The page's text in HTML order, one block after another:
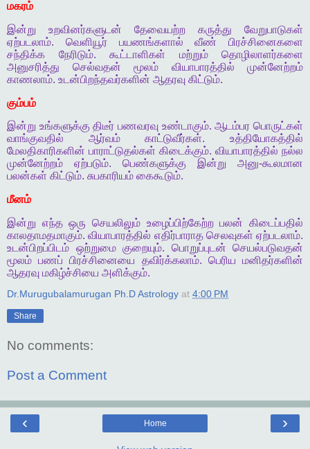
மகரம்
இன்று
உறவினர்களுடன் தேவையற்ற கருத்து
வேறுபாடுகள்
ஏற்படலாம். வெளியூர் பயணங்களால் வீண்
பிரச்சினைகளை
சந்திக்க
நேரிடும். கூட்டாளிகள் மற்றும்
தொழிலாளர்களை
அனுசரித்து
செல்வதன் மூலம் வியாபாரத்தில்
முன்னேற்றம்
காணலாம். உடன்பிறந்தவர்களின் ஆதரவு கிட்டும்.
கும்பம்
இன்று உங்களுக்கு திடீர் பணவரவு உண்டாகும்.ஆடம்பர பொருட்கள்
வாங்குவதில்
ஆர்வம் காட்டுவீர்கள்.உத்தியோகத்தில்
மேலதிகாரிகளின் பாராட்டுதல்கள் கிடைக்கும். வியாபாரத்தில் நல்ல
முன்னேற்றம்
ஏற்படும். பெண்களுக்கு இன்று அனு-கூலமான
பலன்கள் கிட்டும். சுபகாரியம் கைகூடும்.
மீனம்
இன்று எந்த ஒரு செயலிலும் உழைப்பிற்கேற்ற பலன் கிடைப்பதில்
காலதாமதமாகும்.வியாபாரத்தில் எதிர்பாராத செலவுகள் ஏற்படலாம்.
உடன்பிறப்பிடம் ஒற்றுமை குறையும். பொறுப்புடன் செயல்படுவதன்
மூலம் பணப் பிரச்சினையை தவிர்க்கலாம். பெரிய மனிதர்களின்
ஆதரவு மகிழ்ச்சியை அளிக்கும்.
Dr.Murugubalamurugan Ph.D Astrology at 4:00 PM
Share
No comments:
Post a Comment
‹ ›
Home